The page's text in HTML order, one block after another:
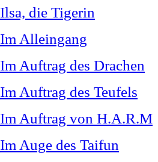
Ilsa, die Tigerin
Im Alleingang
Im Auftrag des Drachen
Im Auftrag des Teufels
Im Auftrag von H.A.R.M
Im Auge des Taifun